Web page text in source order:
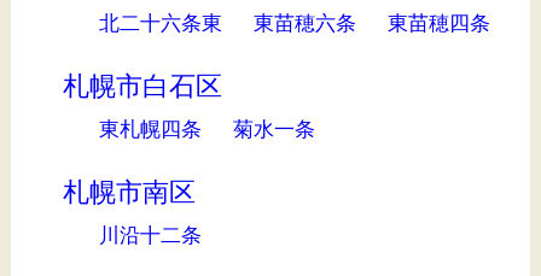
北二十六条東
東苗穂六条 東苗穂四条
札幌市白石区
東札幌四条 菊水一条
札幌市南区
川沿十二条